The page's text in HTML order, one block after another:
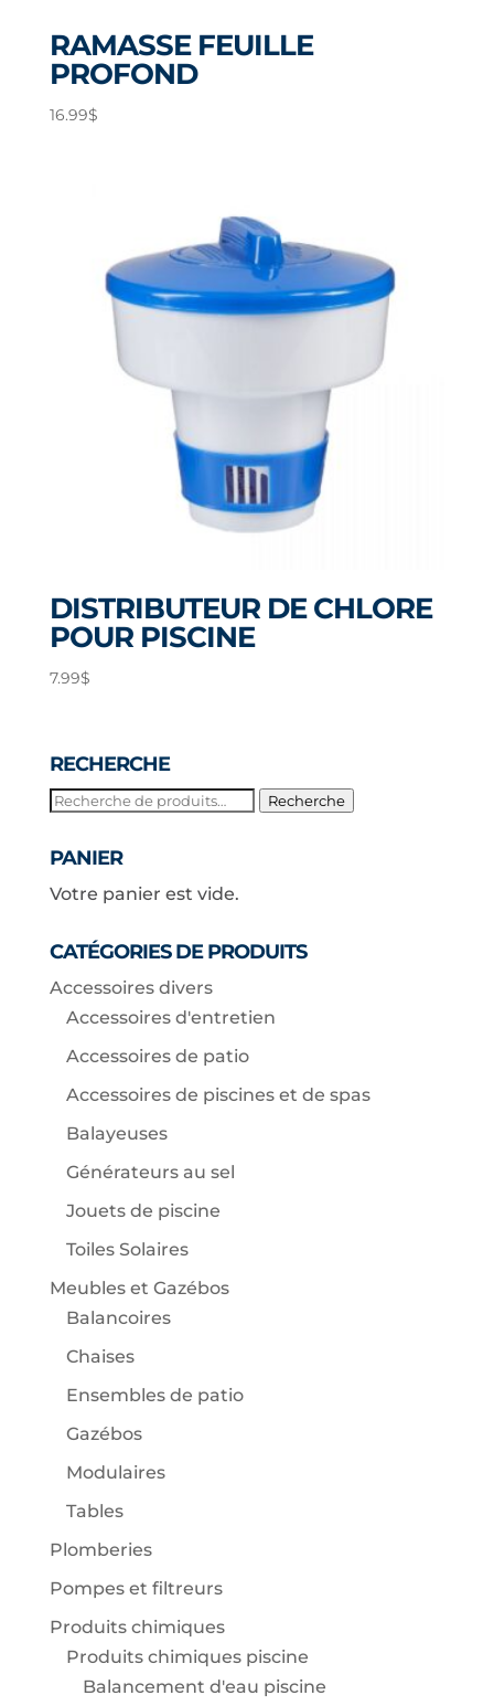
RAMASSE FEUILLE
PROFOND
16.99$
DISTRIBUTEUR DE CHLORE
POUR PISCINE
7.99$
RECHERCHE
Recherche
Recherche
PANIER
Votre panier est vide.
CATÉGORIES DE PRODUITS
Accessoires divers
Accessoires d'entretien
Accessoires de patio
Accessoires de piscines et de spas
Balayeuses
Générateurs au sel
Jouets de piscine
Toiles Solaires
Meubles et Gazébos
Balancoires
Chaises
Ensembles de patio
Gazébos
Modulaires
Tables
Plomberies
Pompes et filtreurs
Produits chimiques
Produits chimiques piscine
Balancement d'eau piscine